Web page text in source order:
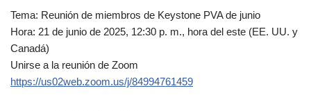
Tema: Reunión de miembros de Keystone PVA de junio
Hora: 21 de junio de 2025, 12:30 p. m., hora del este (EE. UU. y
Canadá)
Unirse a la reunión de Zoom
https://us02web.zoom.us/j/84994761459